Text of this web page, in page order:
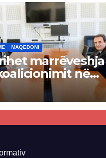
MAQEDONI
marrëveshja
në
mes Kurtit
Abdixhikut